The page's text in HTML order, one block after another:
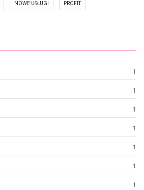
NOWE USŁUGI PROFIT
1
1
1
1
1
1
1